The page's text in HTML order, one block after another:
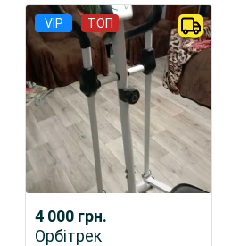
VIP ТОП
4 000 грн.
Орбітрек